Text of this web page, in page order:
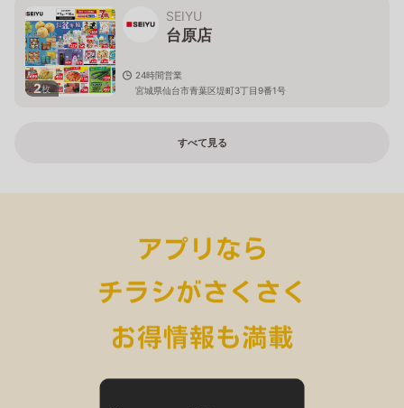
2枚
SEIYU
台原店
24時間営業
宮城県仙台市青葉区堤町3丁目9番1号
すべて見る